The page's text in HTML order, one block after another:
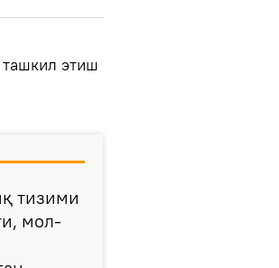
этиш
тизими
мол-